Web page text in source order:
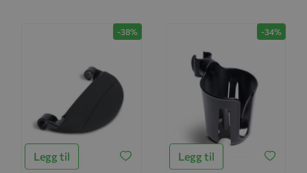
-38%
Legg til
-34%
Legg til